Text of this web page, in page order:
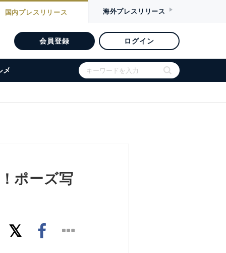
国内プレスリリース 海外プレスリリース
会員登録 ログイン
メ
ポーズ写